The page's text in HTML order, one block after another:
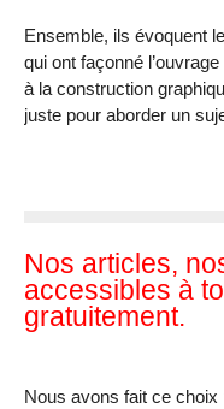
Ensemble, ils évoquent
qui ont façonné
à la construction
juste pour aborder un
Nos articles,
accessibles à
gratuitement.
Nous avons fait ce